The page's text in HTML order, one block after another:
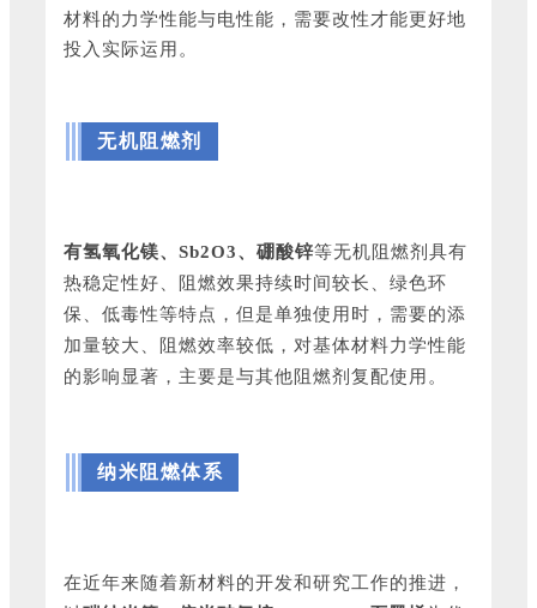
材料的力学性能与电性能，需要改性才能更好地
投入实际运用。
无机阻燃剂
有氢氧化镁、Sb2O3、硼酸锌等无机阻燃剂具有
热稳定性好、阻燃效果持续时间较长、绿色环
保、低毒性等特点，但是单独使用时，需要的添
加量较大、阻燃效率较低，对基体材料力学性能
的影响显著，主要是与其他阻燃剂复配使用。
纳米阻燃体系
在近年来随着新材料的开发和研究工作的推进，